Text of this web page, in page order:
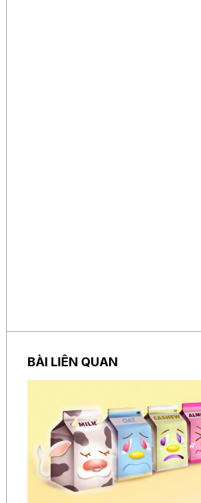
BÀI LIÊN QUAN